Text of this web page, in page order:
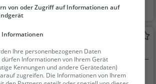
Glattbrugg, Schwe
iz
Familie & Kinder,
Wahlenpark
Park in Zürich (Oerlikon)
Zürich, Schweiz
Familie & Kinder,
von oder Zugriff auf Informationen auf
Informationen
Ihre personenbezogenen Daten
Informationen von Ihrem Gerät
Kennungen und andere Gerätedaten)
zugreifen. Die Informationen von Ihrem